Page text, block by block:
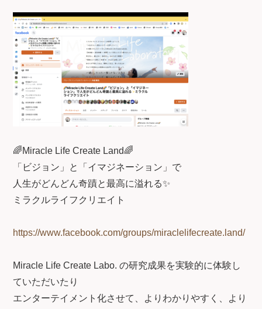
🌈Miracle Life Create Land🌈
「ビジョン」と「イマジネーション」で
人生がどんどん奇蹟と最高に溢れる✨
ミラクルライフクリエイト
https://www.facebook.com/groups/miraclelifecreate.land/
Miracle Life Create Labo. の研究成果を実験的に体験し
ていただいたり
エンターテイメント化させて、よりわかりやすく、より